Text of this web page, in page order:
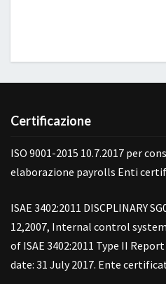
Certificazione
ISO 9001-2015 10.7.2017 per
elaborazione payrolls Enti
ISAE 3402:2011 DISCPLINARY
12,2007, Internal control
of ISAE 3402:2011 Type II
date: 31 July 2017. Ente